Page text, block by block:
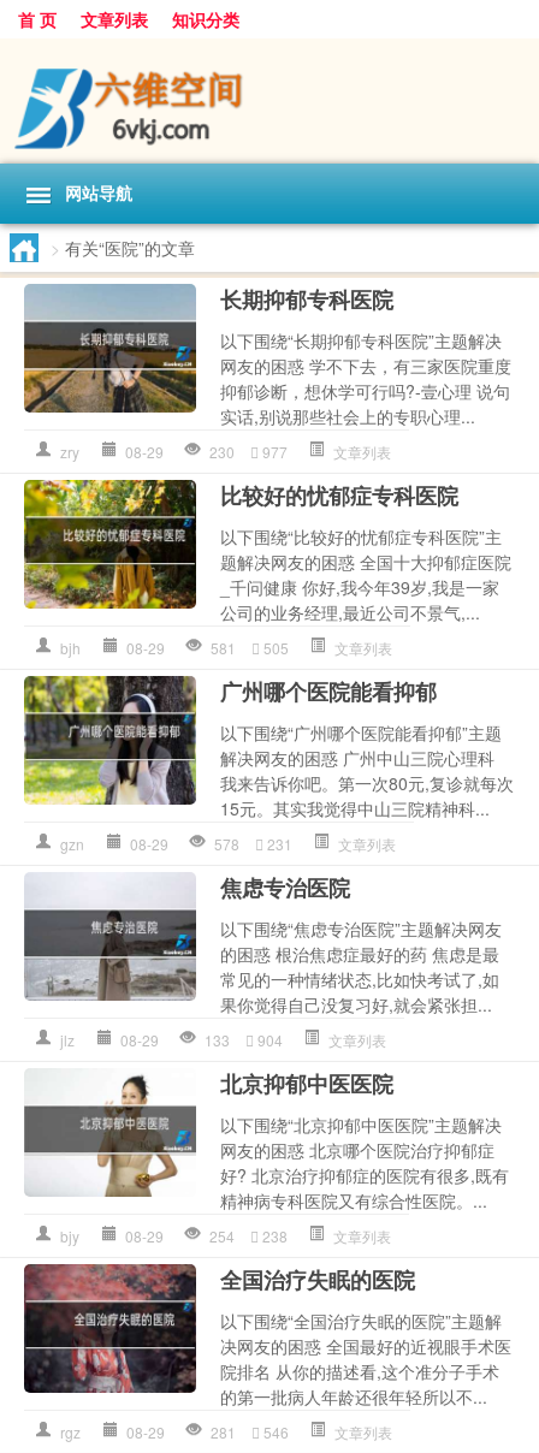
首 页 文章列表 知识分类
网站导航
> 有关“医院”的文章
长期抑郁专科医院
以下围绕“长期抑郁专科医院”主题解决
网友的困惑 学不下去，有三家医院重度
抑郁诊断，想休学可行吗?-壹心理 说句
实话,别说那些社会上的专职心理...
zry 08-29 230 977 文章列表
比较好的忧郁症专科医院
以下围绕“比较好的忧郁症专科医院”主
题解决网友的困惑 全国十大抑郁症医院
_千问健康 你好,我今年39岁,我是一家
公司的业务经理,最近公司不景气,...
bjh 08-29 581 505 文章列表
广州哪个医院能看抑郁
以下围绕“广州哪个医院能看抑郁”主题
解决网友的困惑 广州中山三院心理科
我来告诉你吧。第一次80元,复诊就每次
15元。其实我觉得中山三院精神科...
gzn 08-29 578 231 文章列表
焦虑专治医院
以下围绕“焦虑专治医院”主题解决网友
的困惑 根治焦虑症最好的药 焦虑是最
常见的一种情绪状态,比如快考试了,如
果你觉得自己没复习好,就会紧张担...
jlz 08-29 133 904 文章列表
北京抑郁中医医院
以下围绕“北京抑郁中医医院”主题解决
网友的困惑 北京哪个医院治疗抑郁症
好? 北京治疗抑郁症的医院有很多,既有
精神病专科医院又有综合性医院。...
bjy 08-29 254 238 文章列表
全国治疗失眠的医院
以下围绕“全国治疗失眠的医院”主题解
决网友的困惑 全国最好的近视眼手术医
院排名 从你的描述看,这个准分子手术
的第一批病人年龄还很年轻所以不...
rgz 08-29 281 546 文章列表